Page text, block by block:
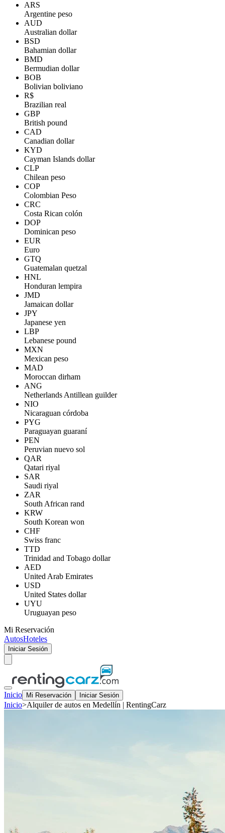
ARS
Argentine peso
AUD
Australian dollar
BSD
Bahamian dollar
BMD
Bermudian dollar
BOB
Bolivian boliviano
R$
Brazilian real
GBP
British pound
CAD
Canadian dollar
KYD
Cayman Islands dollar
CLP
Chilean peso
COP
Colombian Peso
CRC
Costa Rican colón
DOP
Dominican peso
EUR
Euro
GTQ
Guatemalan quetzal
HNL
Honduran lempira
JMD
Jamaican dollar
JPY
Japanese yen
LBP
Lebanese pound
MXN
Mexican peso
MAD
Moroccan dirham
ANG
Netherlands Antillean guilder
NIO
Nicaraguan córdoba
PYG
Paraguayan guaraní
PEN
Peruvian nuevo sol
QAR
Qatari riyal
SAR
Saudi riyal
ZAR
South African rand
KRW
South Korean won
CHF
Swiss franc
TTD
Trinidad and Tobago dollar
AED
United Arab Emirates
USD
United States dollar
UYU
Uruguayan peso
Mi Reservación
AutosHoteles
Iniciar Sesión
Inicio Mi Reservación Iniciar Sesión
Inicio>Alquiler de autos en Medellín | RentingCarz